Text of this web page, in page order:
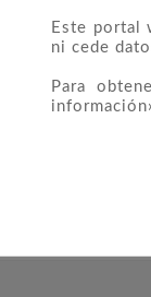
Este portal
ni cede
Para
E.E.U.U. 1$
Kennedy